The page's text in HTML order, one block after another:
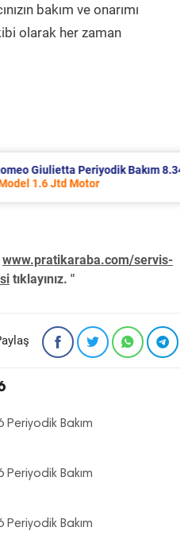
bakım ve onarımı
olarak her zaman
Periyodik Bakım 8.340 TL
Jtd Motor
www.pratikaraba.com/servis-
tıklayınız. "
Bakım
Bakım
Bakım